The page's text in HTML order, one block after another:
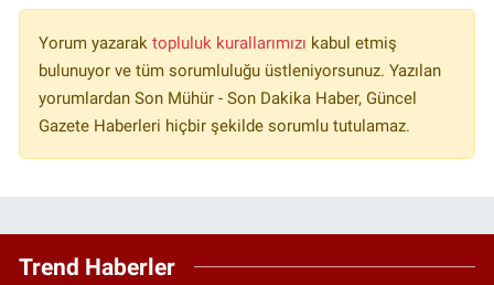
Yorum yazarak topluluk kurallarımızı kabul etmiş
bulunuyor ve tüm sorumluluğu üstleniyorsunuz. Yazılan
yorumlardan Son Mühür - Son Dakika Haber, Güncel
Gazete Haberleri hiçbir şekilde sorumlu tutulamaz.
Trend Haberler